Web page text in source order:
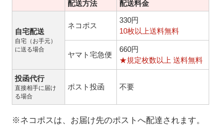
配送方法 配送料金
自宅配送
自宅（お手元）
に送る場合
ネコポス
330円
10枚以上送料無料
ヤマト宅急便
660円
★規定枚数以上 送料無料
投函代行
直接相手に届け
る場合
ポスト投函 不要
※ネコポスは、お届け先のポストへ配達されます。